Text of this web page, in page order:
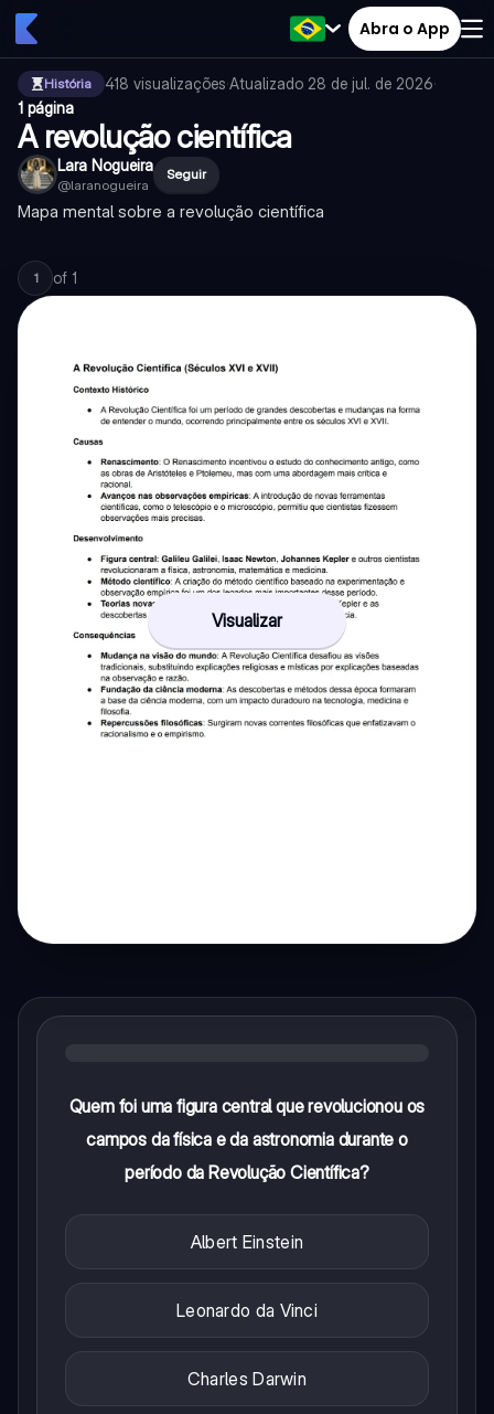
Abra o App
História 418 visualizações·Atualizado 28 de jul. de 2026·
1 página
A revolução científica
Lara Nogueira
@laranogueira
Seguir
Mapa mental sobre a revolução científica
1 of 1
Visualizar
Quem foi uma figura central que revolucionou os
campos da física e da astronomia durante o
período da Revolução Científica?
Albert Einstein
Leonardo da Vinci
Charles Darwin